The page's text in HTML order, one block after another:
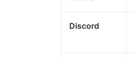
Discord